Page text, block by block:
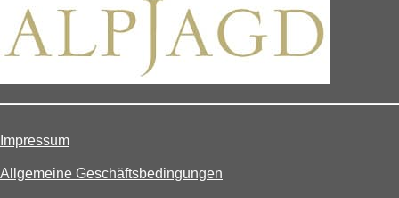
Impressum
Allgemeine Geschäftsbedingungen